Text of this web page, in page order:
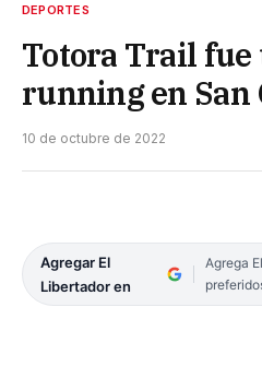
DEPORTES
Totora Trail fue
running en San
10 de octubre de 2022
Agregar El
Libertador en
Agrega